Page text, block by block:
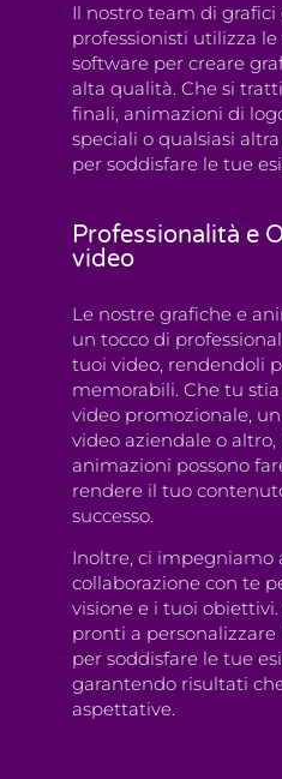
Il nostro team di
professionisti utilizza
software per creare
alta qualità. Che si
finali, animazioni di
speciali o qualsiasi
per soddisfare le tue
Professionalità e
video
Le nostre grafiche e
un tocco di
tuoi video, rendendoli
memorabili. Che tu
video promozionale,
video aziendale o
animazioni possono
rendere il tuo
successo.
Inoltre, ci impegniamo
collaborazione con te
visione e i tuoi
pronti a personalizzare
per soddisfare le tue
garantendo risultati
aspettative.